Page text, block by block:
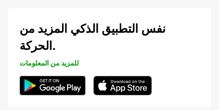
نفس التطبيق الذكي المزيد من
الحركة.
للمزيد من المعلومات